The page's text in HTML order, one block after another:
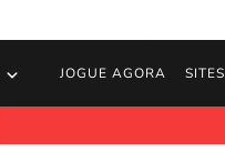
JOGUE AGORA SITES